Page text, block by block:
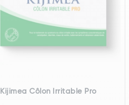
Kijimea Côlon Irritable Pro